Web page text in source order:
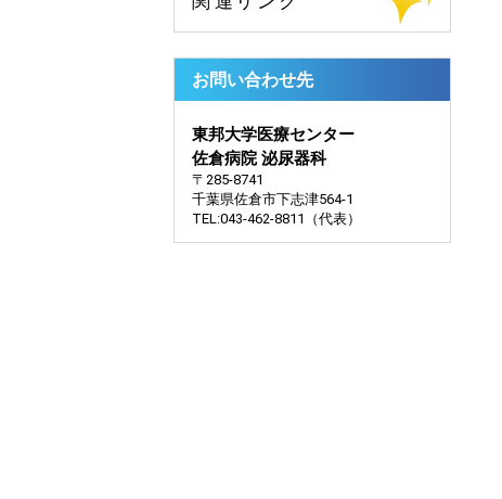
お問い合わせ先
東邦大学医療センター
佐倉病院 泌尿器科
〒285-8741
千葉県佐倉市下志津564-1
TEL:043-462-8811（代表）